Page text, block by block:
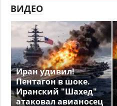
ВИДЕО
Иран удивил!
Пентагон в шоке.
Иранский "Шахед"
атаковал авианосец